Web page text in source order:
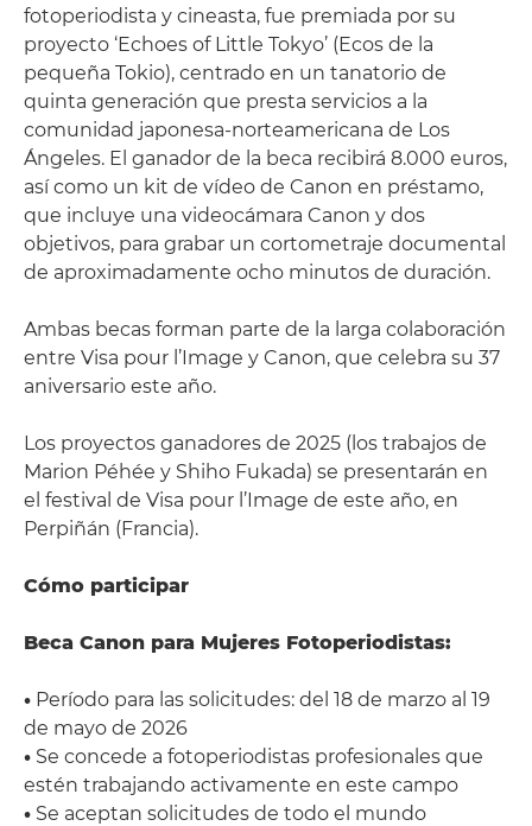
fotoperiodista y cineasta, fue premiada por su
proyecto ‘Echoes of Little Tokyo’ (Ecos de la
pequeña Tokio), centrado en un tanatorio de
quinta generación que presta servicios a la
comunidad japonesa-norteamericana de Los
Ángeles. El ganador de la beca recibirá 8.000 euros,
así como un kit de vídeo de Canon en préstamo,
que incluye una videocámara Canon y dos
objetivos, para grabar un cortometraje documental
de aproximadamente ocho minutos de duración.
Ambas becas forman parte de la larga colaboración
entre Visa pour l’Image y Canon, que celebra su 37
aniversario este año.
Los proyectos ganadores de 2025 (los trabajos de
Marion Péhée y Shiho Fukada) se presentarán en
el festival de Visa pour l’Image de este año, en
Perpiñán (Francia).
Cómo participar
Beca Canon para Mujeres Fotoperiodistas:
• Período para las solicitudes: del 18 de marzo al 19
de mayo de 2026
• Se concede a fotoperiodistas profesionales que
estén trabajando activamente en este campo
• Se aceptan solicitudes de todo el mundo